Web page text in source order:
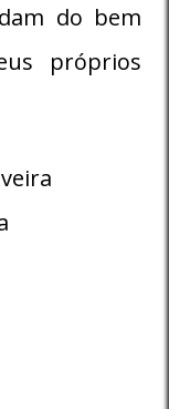
do bem
próprios